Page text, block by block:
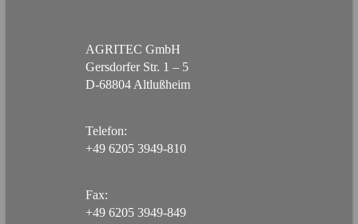
AGRITEC GmbH
Gersdorfer Str. 1 – 5
D-68804 Altlußheim
Telefon:
+49 6205 3949-810
Fax:
+49 6205 3949-849